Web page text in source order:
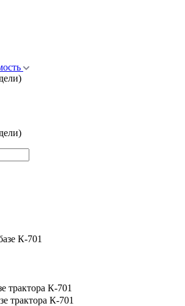
К-701
трактора К-701
трактора К-701